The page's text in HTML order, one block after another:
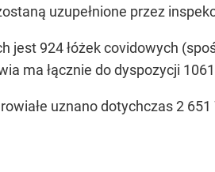
uzupełnione przez
jest 924 łóżek covidowych
ma łącznie do dyspozycji
uznano dotychczas 2 651